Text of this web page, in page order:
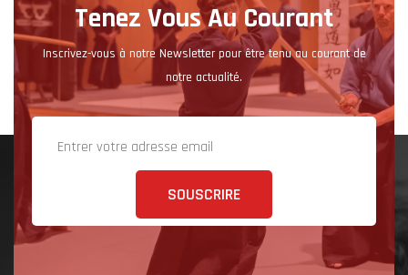
Tenez Vous Au Courant
Inscrivez-vous à notre Newsletter pour être tenu au courant de
notre actualité.
SOUSCRIRE